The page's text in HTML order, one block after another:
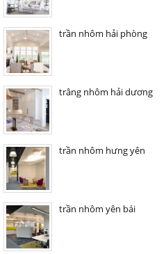
trần nhôm hải phòng
trâng nhôm hải dương
trần nhôm hưng yên
trần nhôm yên bái